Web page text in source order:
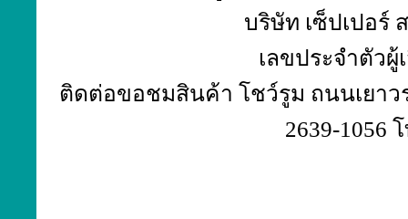
บริษัท เซ็ปเปอร์
เลขประจำตัวผู้
ติดต่อขอชมสินค้า โชว์รูม ถนนเยาวร
2639-1056